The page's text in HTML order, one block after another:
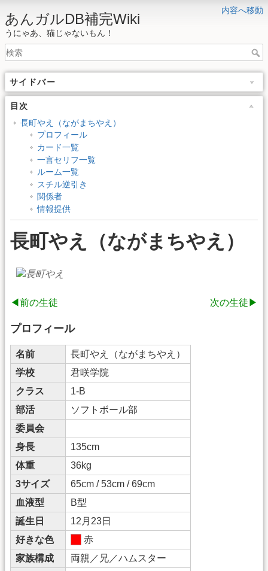
内容へ移動
あんガルDB補完Wiki
うにゃあ、猫じゃないもん！
サイドバー
目次
長町やえ（ながまちやえ）
プロフィール
カード一覧
一言セリフ一覧
ルーム一覧
スチル逆引き
関係者
情報提供
長町やえ（ながまちやえ）
◀前の生徒 次の生徒▶
プロフィール
名前
長町やえ（ながまちやえ）
学校
君咲学院
クラス
1-B
部活
ソフトボール部
委員会
身長
135cm
体重
36kg
3サイズ
65cm / 53cm / 69cm
血液型
B型
誕生日
12月23日
好きな色
赤
家族構成
両親／兄／ハムスター